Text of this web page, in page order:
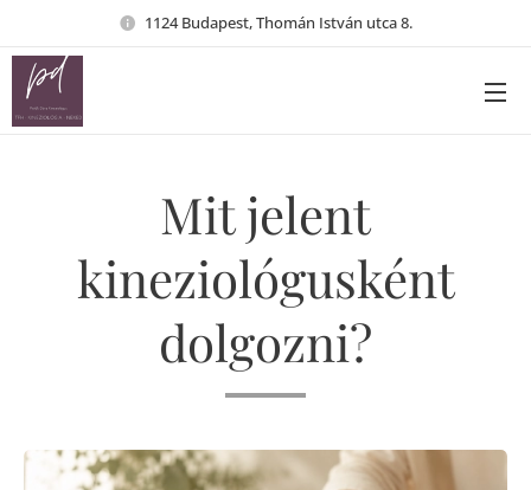
1124 Budapest, Thomán István utca 8.
Mit jelent
kineziológusként
dolgozni?